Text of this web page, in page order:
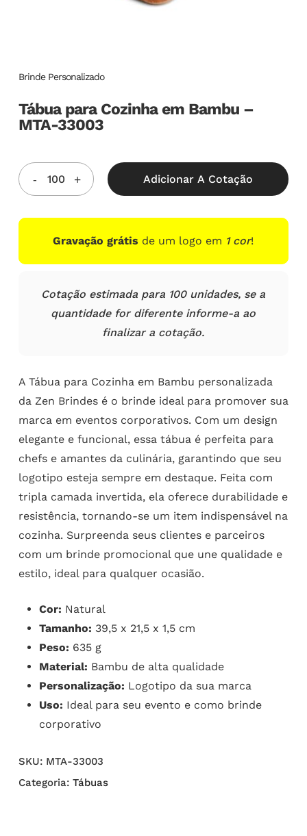
Brinde Personalizado
Tábua para Cozinha em Bambu –
MTA-33003
Adicionar A Cotação
Gravação grátis de um logo em 1 cor!
Cotação estimada para 100 unidades, se a
quantidade for diferente informe-a ao
finalizar a cotação.
A Tábua para Cozinha em Bambu personalizada
da Zen Brindes é o brinde ideal para promover sua
marca em eventos corporativos. Com um design
elegante e funcional, essa tábua é perfeita para
chefs e amantes da culinária, garantindo que seu
logotipo esteja sempre em destaque. Feita com
tripla camada invertida, ela oferece durabilidade e
resistência, tornando-se um item indispensável na
cozinha. Surpreenda seus clientes e parceiros
com um brinde promocional que une qualidade e
estilo, ideal para qualquer ocasião.
Cor: Natural
Tamanho: 39,5 x 21,5 x 1,5 cm
Peso: 635 g
Material: Bambu de alta qualidade
Personalização: Logotipo da sua marca
Uso: Ideal para seu evento e como brinde
corporativo
SKU: MTA-33003
Categoria: Tábuas